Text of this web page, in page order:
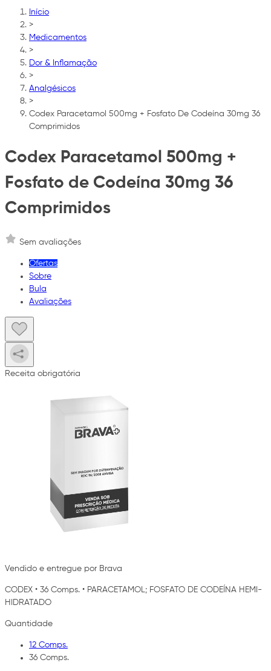
Início
>
Medicamentos
>
Dor & Inflamação
>
Analgésicos
>
Codex Paracetamol 500mg + Fosfato De Codeína 30mg 36
Comprimidos
Codex Paracetamol 500mg +
Fosfato de Codeína 30mg 36
Comprimidos
Sem avaliações
Ofertas
Sobre
Bula
Avaliações
Receita obrigatória
Vendido e entregue por Brava
CODEX • 36 Comps. • PARACETAMOL; FOSFATO DE CODEÍNA HEMI-
HIDRATADO
Quantidade
12 Comps.
36 Comps.